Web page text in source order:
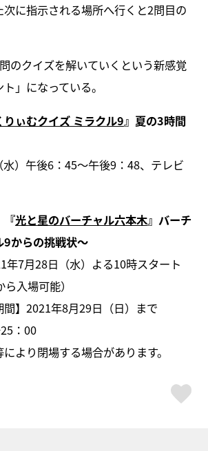
に指示される場所へ行くと2問目の
のクイズを解いていくという新感覚
」になっている。
りぃむクイズ ミラクル9』夏の3時間
）午後6：45〜午後9：48、テレビ
『光と星のバーチャル六本木』バーチ
9からの挑戦状〜
年7月28日（水）よる10時スタート
ら入場可能）
間】2021年8月29日（日）まで
：00
より閉場する場合があります。